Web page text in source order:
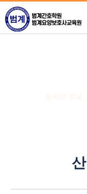
실력과 성실,